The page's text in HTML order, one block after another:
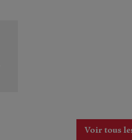
Voir tous